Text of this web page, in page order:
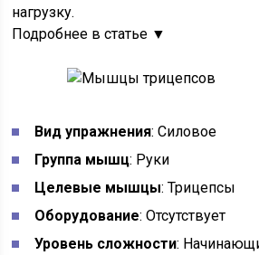
нагрузку.
Подробнее в статье ▼
Вид упражнения: Силовое
Группа мышц: Руки
Целевые мышцы: Трицепсы
Оборудование: Отсутствует
Уровень сложности: